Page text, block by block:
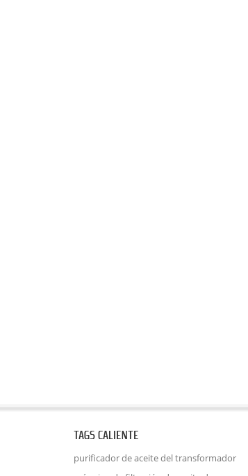
TAGS CALIENTE
purificador de aceite del transformador